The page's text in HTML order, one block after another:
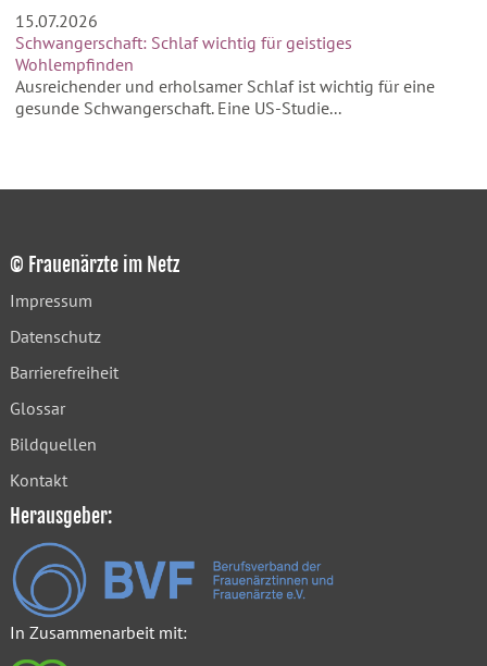
15.07.2026
Schwangerschaft: Schlaf wichtig für geistiges
Wohlempfinden
Ausreichender und erholsamer Schlaf ist wichtig für eine
gesunde Schwangerschaft. Eine US-Studie...
© Frauenärzte im Netz
Impressum
Datenschutz
Barrierefreiheit
Glossar
Bildquellen
Kontakt
Herausgeber:
In Zusammenarbeit mit: